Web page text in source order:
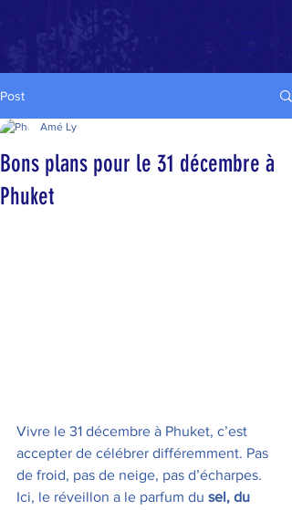
Post
Bons plans pour le 31 décembre à
Phuket
Amé Ly
Vivre le 31 décembre à Phuket, c’est
accepter de célébrer différemment. Pas
de froid, pas de neige, pas d’écharpes.
Ici, le réveillon a le parfum du sel, du